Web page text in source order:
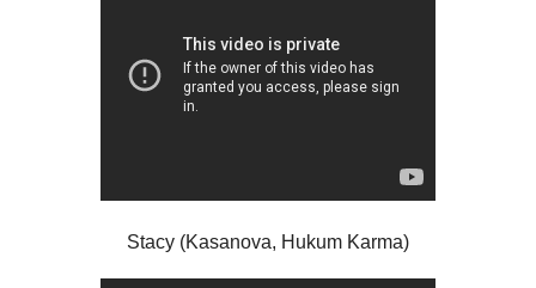
Stacy (Kasanova, Hukum Karma)